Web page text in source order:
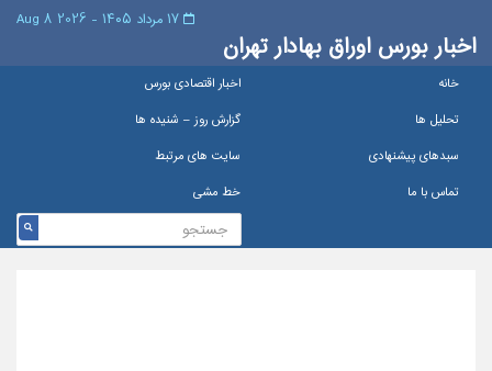
اخبار بورس اوراق بهادار تهران
خانه
اخبار اقتصادی بورس
تحلیل ها
گزارش روز – شنيده ها
سبدهای پیشنهادی
سایت های مرتبط
تماس با ما
خط مشی